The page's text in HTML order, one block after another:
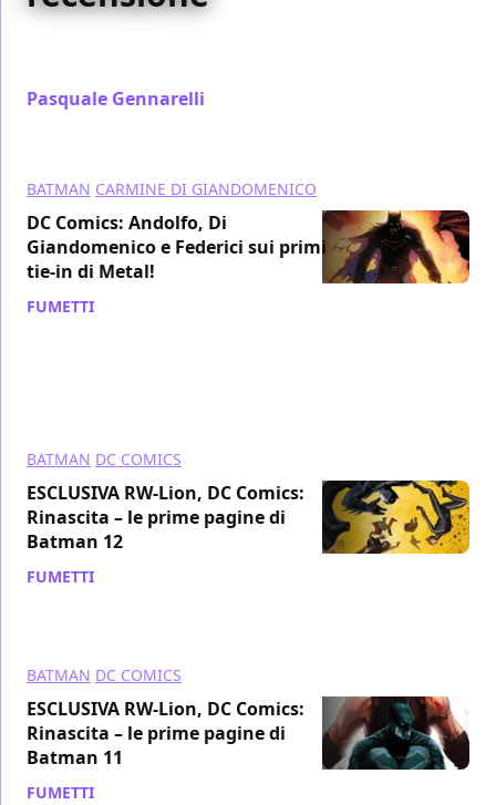
Pasquale Gennarelli
BATMAN CARMINE DI GIANDOMENICO
DC Comics: Andolfo, Di
Giandomenico e Federici sui primi
tie-in di Metal!
FUMETTI
BATMAN DC COMICS
ESCLUSIVA RW-Lion, DC Comics:
Rinascita – le prime pagine di
Batman 12
FUMETTI
BATMAN DC COMICS
ESCLUSIVA RW-Lion, DC Comics:
Rinascita – le prime pagine di
Batman 11
FUMETTI